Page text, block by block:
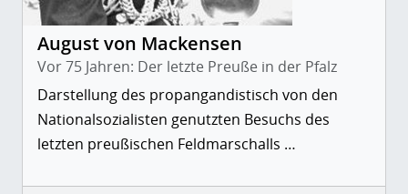
August von Mackensen
Vor 75 Jahren: Der letzte Preuße in der Pfalz
Darstellung des propangandistisch von den
Nationalsozialisten genutzten Besuchs des
letzten preußischen Feldmarschalls …